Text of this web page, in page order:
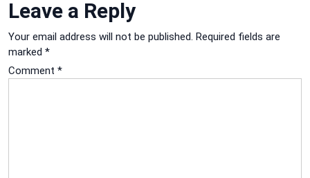
Leave a Reply
Your email address will not be published. Required fields are
marked *
Comment *